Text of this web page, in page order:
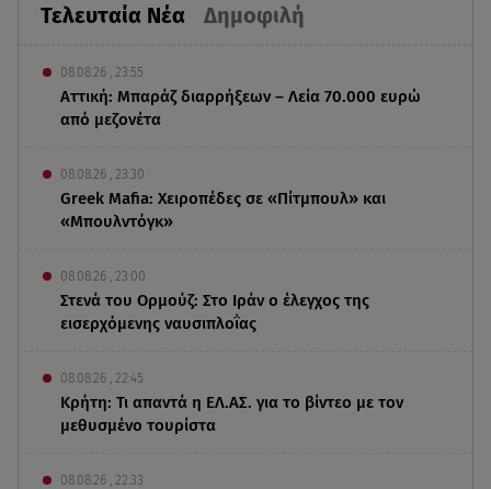
Τελευταία Νέα Δημοφιλή
08.08.26 , 23:55
Αττική: Μπαράζ διαρρήξεων – Λεία 70.000 ευρώ
από μεζονέτα
08.08.26 , 23:30
Greek Mafia: Χειροπέδες σε «Πίτμπουλ» και
«Μπουλντόγκ»
08.08.26 , 23:00
Στενά του Ορμούζ: Στο Ιράν ο έλεγχος της
εισερχόμενης ναυσιπλοΐας
08.08.26 , 22:45
Κρήτη: Τι απαντά η ΕΛ.ΑΣ. για το βίντεο με τον
μεθυσμένο τουρίστα
08.08.26 , 22:33